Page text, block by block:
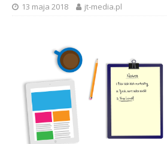
13 maja 2018 jt-media.pl